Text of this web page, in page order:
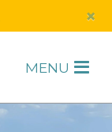
×
MENU H